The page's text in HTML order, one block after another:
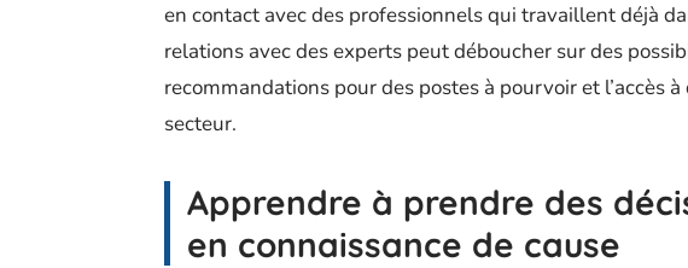
en contact avec des professionnels qui travaillent déjà
relations avec des experts peut déboucher sur des
recommandations pour des postes à pourvoir et l’accès
secteur.
Apprendre à prendre des
en connaissance de cause